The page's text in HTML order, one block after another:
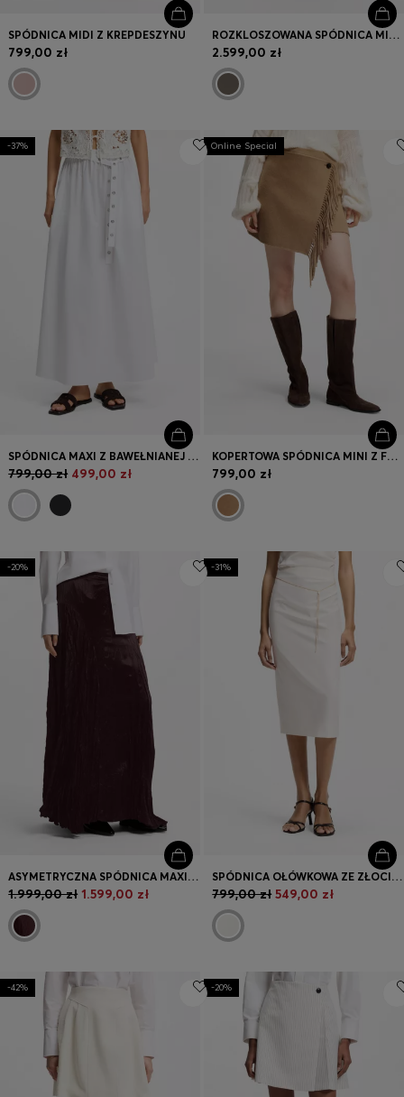
SPÓDNICA MIDI Z KREPDESZYNU
799,00 zł
ROZKLOSZOWANA SPÓDNICA MIDI W KSZTAŁCIE DZWONU, ZE SKÓRY
2.599,00 zł
-37%
SPÓDNICA MAXI Z BAWEŁNIANEJ POPELINY Z PASKIEM Z OCZKAMI
799,00 zł 499,00 zł
Online Special
KOPERTOWA SPÓDNICA MINI Z FRĘDZLAMI
799,00 zł
-20%
ASYMETRYCZNA SPÓDNICA MAXI Z SATYNY O MARSZCZONEJ FAKTURZE
1.999,00 zł 1.599,00 zł
-31%
SPÓDNICA OŁÓWKOWA ZE ZŁOCISTYM PASKIEM ŁAŃCUSZKOWYM
799,00 zł 549,00 zł
-42% -20%